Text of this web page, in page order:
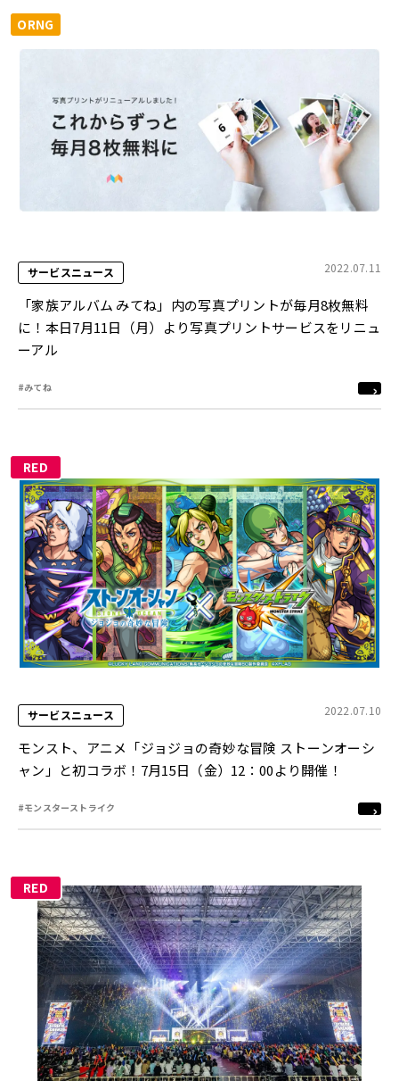
ORNG
サービスニュース 2022.07.11
「家族アルバム みてね」内の写真プリントが毎月8枚無料
に！本日7月11日（月）より写真プリントサービスをリニュ
ーアル
#みてね
RED
サービスニュース 2022.07.10
モンスト、アニメ「ジョジョの奇妙な冒険 ストーンオーシ
ャン」と初コラボ！7月15日（金）12：00より開催！
#モンスターストライク
RED